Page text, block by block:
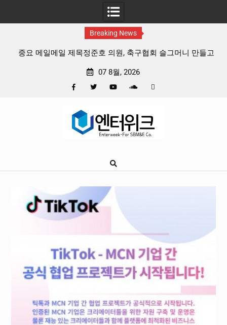
Breaking News
중요 메일메일 제목정준호 의원, 축구협회 슬그머니 만들고
07 8월, 2026
Google